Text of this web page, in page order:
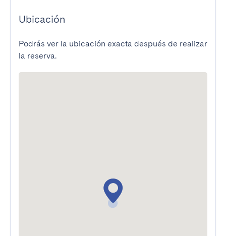
Ubicación
Podrás ver la ubicación exacta después de realizar
la reserva.